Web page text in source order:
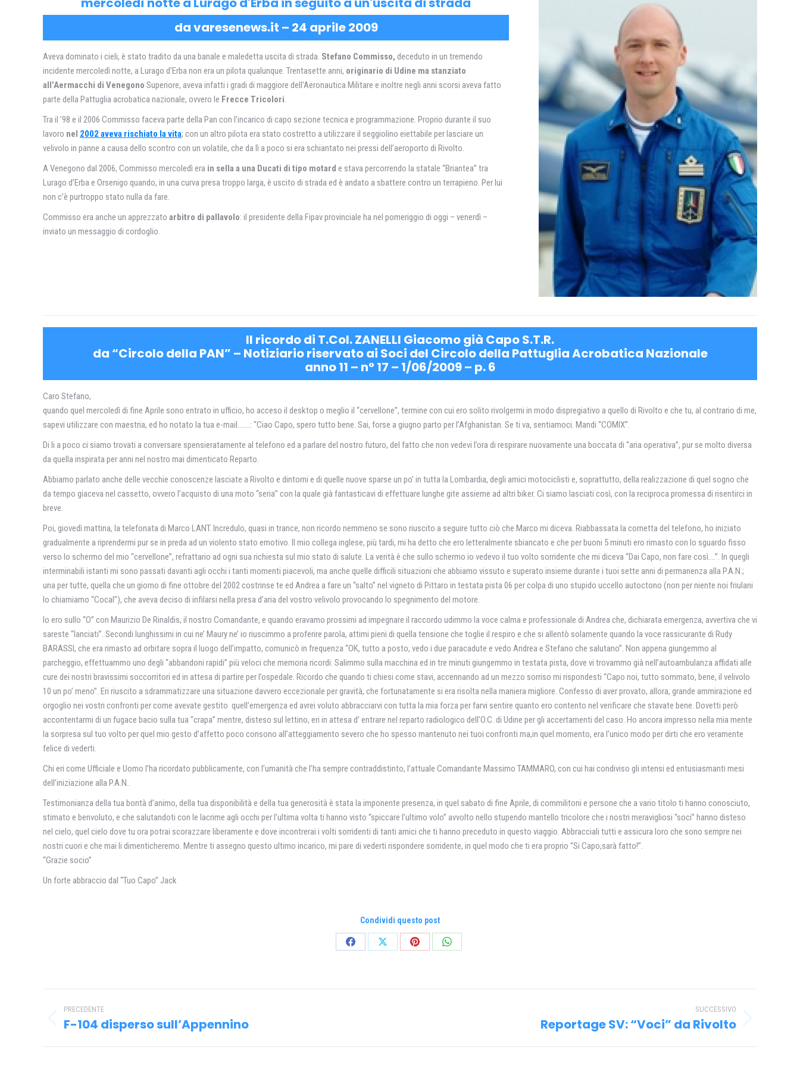
da varesenews.it – 24 aprile 2009
Aveva dominato i cieli, è stato tradito da una banale e maledetta uscita di strada. Stefano Commisso, deceduto in un tremendo
incidente mercoledì notte, a Lurago d’Erba non era un pilota qualunque. Trentasette anni, originario di Udine ma stanziato
all’Aermacchi di Venegono Superiore, aveva infatti i gradi di maggiore dell’Aeronautica Militare e inoltre negli anni scorsi aveva fatto
parte della Pattuglia acrobatica nazionale, ovvero le Frecce Tricolori.
Tra il ’98 e il 2006 Commisso faceva parte della Pan con l’incarico di capo sezione tecnica e programmazione. Proprio durante il suo
lavoro nel 2002 aveva rischiato la vita; con un altro pilota era stato costretto a utilizzare il seggiolino eiettabile per lasciare un
velivolo in panne a causa dello scontro con un volatile, che da lì a poco si era schiantato nei pressi dell’aeroporto di Rivolto.
A Venegono dal 2006, Commisso mercoledì era in sella a una Ducati di tipo motard e stava percorrendo la statale “Briantea” tra
Lurago d’Erba e Orsenigo quando, in una curva presa troppo larga, è uscito di strada ed è andato a sbattere contro un terrapieno. Per lui
non c’è purtroppo stato nulla da fare.
Commisso era anche un apprezzato arbitro di pallavolo: il presidente della Fipav provinciale ha nel pomeriggio di oggi – venerdì –
inviato un messaggio di cordoglio.
Il ricordo di T.Col. ZANELLI Giacomo già Capo S.T.R.
da “Circolo della PAN” – Notiziario riservato ai Soci del Circolo della Pattuglia Acrobatica Nazionale
anno 11 – n° 17 – 1/06/2009 – p. 6
Caro Stefano,
quando quel mercoledì di fine Aprile sono entrato in ufficio, ho acceso il desktop o meglio il “cervellone”, termine con cui ero solito rivolgermi in modo dispregiativo a quello di Rivolto e che tu, al contrario di me,
sapevi utilizzare con maestria, ed ho notato la tua e-mail…….: “Ciao Capo, spero tutto bene. Sai, forse a giugno parto per l’Afghanistan. Se ti va, sentiamoci. Mandi “COMIX”.
Di li a poco ci siamo trovati a conversare spensieratamente al telefono ed a parlare del nostro futuro, del fatto che non vedevi l’ora di respirare nuovamente una boccata di “aria operativa”, pur se molto diversa
da quella inspirata per anni nel nostro mai dimenticato Reparto.
Abbiamo parlato anche delle vecchie conoscenze lasciate a Rivolto e dintorni e di quelle nuove sparse un po’ in tutta la Lombardia, degli amici motociclisti e, soprattutto, della realizzazione di quel sogno che
da tempo giaceva nel cassetto, ovvero l’acquisto di una moto “seria” con la quale già fantasticavi di effettuare lunghe gite assieme ad altri biker. Ci siamo lasciati così, con la reciproca promessa di risentirci in
breve.
Poi, giovedì mattina, la telefonata di Marco LANT. Incredulo, quasi in trance, non ricordo nemmeno se sono riuscito a seguire tutto ciò che Marco mi diceva. Riabbassata la cornetta del telefono, ho iniziato
gradualmente a riprendermi pur se in preda ad un violento stato emotivo. Il mio collega inglese, più tardi, mi ha detto che ero letteralmente sbiancato e che per buoni 5 minuti ero rimasto con lo sguardo fisso
verso lo schermo del mio “cervellone”, refrattario ad ogni sua richiesta sul mio stato di salute. La verità è che sullo schermo io vedevo il tuo volto sorridente che mi diceva “Dai Capo, non fare così….”. In quegli
interminabili istanti mi sono passati davanti agli occhi i tanti momenti piacevoli, ma anche quelle difficili situazioni che abbiamo vissuto e superato insieme durante i tuoi sette anni di permanenza alla P.A.N.;
una per tutte, quella che un giorno di fine ottobre del 2002 costrinse te ed Andrea a fare un “salto” nel vigneto di Pittaro in testata pista 06 per colpa di uno stupido uccello autoctono (non per niente noi friulani
lo chiamiamo “Cocal”), che aveva deciso di infilarsi nella presa d’aria del vostro velivolo provocando lo spegnimento del motore.
Io ero sullo “O” con Maurizio De Rinaldis, il nostro Comandante, e quando eravamo prossimi ad impegnare il raccordo udimmo la voce calma e professionale di Andrea che, dichiarata emergenza, avvertiva che vi
sareste “lanciati”. Secondi lunghissimi in cui ne’ Maury ne’ io riuscimmo a proferire parola, attimi pieni di quella tensione che toglie il respiro e che si allentò solamente quando la voce rassicurante di Rudy
BARASSI, che era rimasto ad orbitare sopra il luogo dell’impatto, comunicò in frequenza “OK, tutto a posto, vedo i due paracadute e vedo Andrea e Stefano che salutano”. Non appena giungemmo al
parcheggio, effettuammo uno degli “abbandoni rapidi” più veloci che memoria ricordi. Salimmo sulla macchina ed in tre minuti giungemmo in testata pista, dove vi trovammo già nell’autoambulanza affidati alle
cure dei nostri bravissimi soccorritori ed in attesa di partire per l’ospedale. Ricordo che quando ti chiesi come stavi, accennando ad un mezzo sorriso mi rispondesti “Capo noi, tutto sommato, bene, il velivolo
10 un po’ meno”. Eri riuscito a sdrammatizzare una situazione davvero eccezionale per gravità, che fortunatamente si era risolta nella maniera migliore. Confesso di aver provato, allora, grande ammirazione ed
orgoglio nei vostri confronti per come avevate gestito quell’emergenza ed avrei voluto abbracciarvi con tutta la mia forza per farvi sentire quanto ero contento nel verificare che stavate bene. Dovetti però
accontentarmi di un fugace bacio sulla tua “crapa” mentre, disteso sul lettino, eri in attesa d’ entrare nel reparto radiologico dell’O.C. di Udine per gli accertamenti del caso. Ho ancora impresso nella mia mente
la sorpresa sul tuo volto per quel mio gesto d’affetto poco consono all’atteggiamento severo che ho spesso mantenuto nei tuoi confronti ma,in quel momento, era l’unico modo per dirti che ero veramente
felice di vederti.
Chi eri come Ufficiale e Uomo l’ha ricordato pubblicamente, con l’umanità che l’ha sempre contraddistinto, l’attuale Comandante Massimo TAMMARO, con cui hai condiviso gli intensi ed entusiasmanti mesi
dell’iniziazione alla P.A.N..
Testimonianza della tua bontà d’animo, della tua disponibilità e della tua generosità è stata la imponente presenza, in quel sabato di fine Aprile, di commilitoni e persone che a vario titolo ti hanno conosciuto,
stimato e benvoluto, e che salutandoti con le lacrime agli occhi per l’ultima volta ti hanno visto “spiccare l’ultimo volo” avvolto nello stupendo mantello tricolore che i nostri meravigliosi “soci” hanno disteso
nel cielo, quel cielo dove tu ora potrai scorazzare liberamente e dove incontrerai i volti sorridenti di tanti amici che ti hanno preceduto in questo viaggio. Abbracciali tutti e assicura loro che sono sempre nei
nostri cuori e che mai li dimenticheremo. Mentre ti assegno questo ultimo incarico, mi pare di vederti rispondere sorridente, in quel modo che ti era proprio “Si Capo,sarà fatto!”.
“Grazie socio”
Un forte abbraccio dal “Tuo Capo” Jack
Condividi questo post
CondividiCondividiCondividiCondividi
Naviga
traPRECEDENTE
Post
F-104 disperso sull’Appennino
SUCCESSIVO
Reportage SV: “Voci” da Rivolto